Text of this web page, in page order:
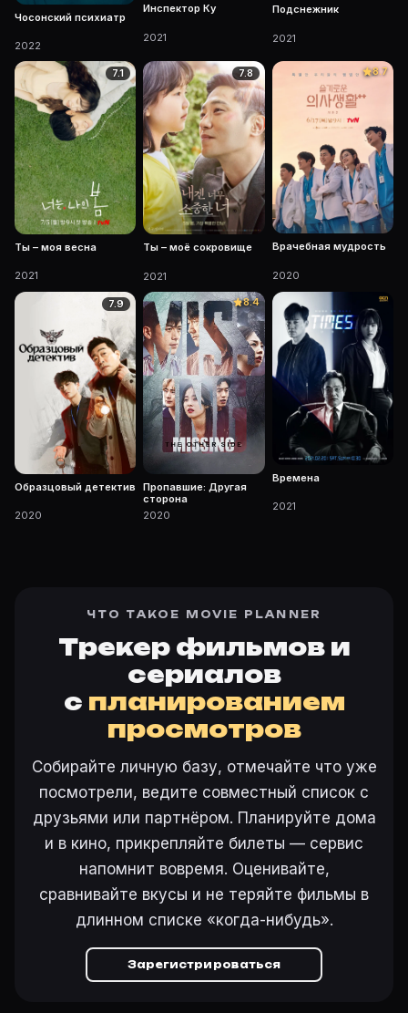
Чосонский психиатр
2022
Инспектор Ку
2021
Подснежник
2021
7.1
Ты – моя весна
2021
7.8
Ты – моё сокровище
2021
8.7
Врачебная мудрость
2020
7.9
Образцовый детектив
2020
8.4
Пропавшие: Другая
сторона
2020
Времена
2021
ЧТО ТАКОЕ MOVIE PLANNER
Трекер фильмов и
сериалов
с планированием
просмотров
Собирайте личную базу, отмечайте что уже
посмотрели, ведите совместный список с
друзьями или партнёром. Планируйте дома
и в кино, прикрепляйте билеты — сервис
напомнит вовремя. Оценивайте,
сравнивайте вкусы и не теряйте фильмы в
длинном списке «когда-нибудь».
Зарегистрироваться